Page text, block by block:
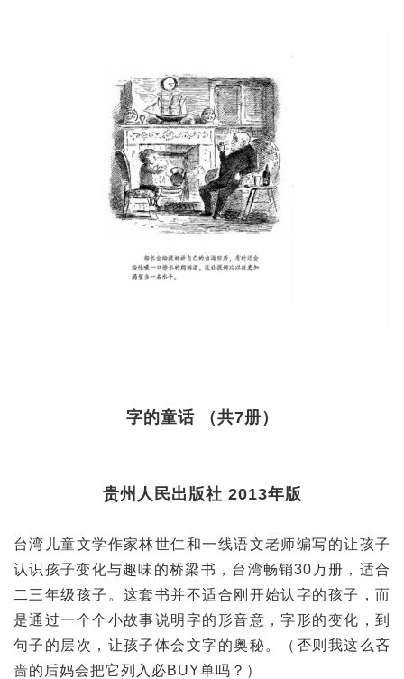
字的童话 （共7册）
贵州人民出版社 2013年版
台湾儿童文学作家林世仁和一线语文老师编写的让孩子
认识孩子变化与趣味的桥梁书，台湾畅销30万册，适合
二三年级孩子。这套书并不适合刚开始认字的孩子，而
是通过一个个小故事说明字的形音意，字形的变化，到
句子的层次，让孩子体会文字的奥秘。（否则我这么吝
啬的后妈会把它列入必BUY单吗？）